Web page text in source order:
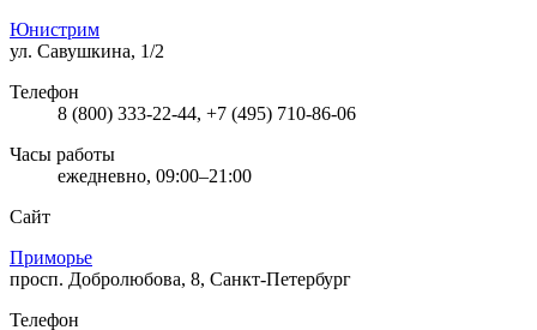
Юнистрим
ул. Савушкина, 1/2
Телефон
8 (800) 333-22-44, +7 (495) 710-86-06
Часы работы
ежедневно, 09:00–21:00
Сайт
Приморье
просп. Добролюбова, 8, Санкт-Петербург
Телефон